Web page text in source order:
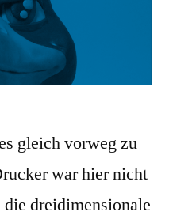
gleich vorweg zu
war hier nicht
dreidimensionale